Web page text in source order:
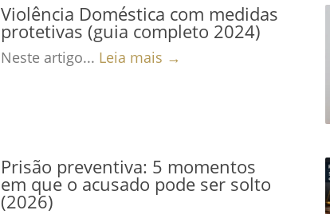
Violência Doméstica com medidas
protetivas (guia completo 2024)
Neste artigo... Leia mais →
Prisão preventiva: 5 momentos
em que o acusado pode ser solto
(2026)